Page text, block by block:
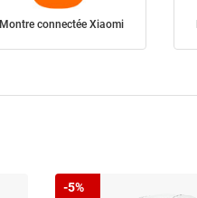
Montre connectée Xiaomi
-5%